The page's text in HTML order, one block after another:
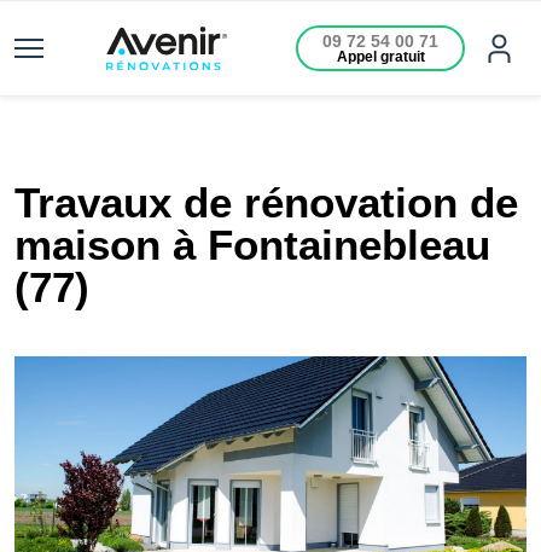
09 72 54 00 71
Appel gratuit
Travaux de rénovation de
maison à Fontainebleau
(77)